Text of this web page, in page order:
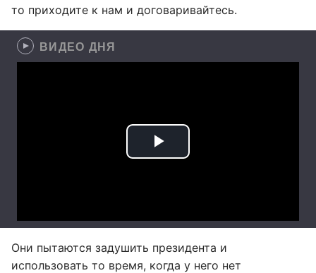
то приходите к нам и договаривайтесь.
ВИДЕО ДНЯ
Они пытаются задушить президента и
использовать то время, когда у него нет